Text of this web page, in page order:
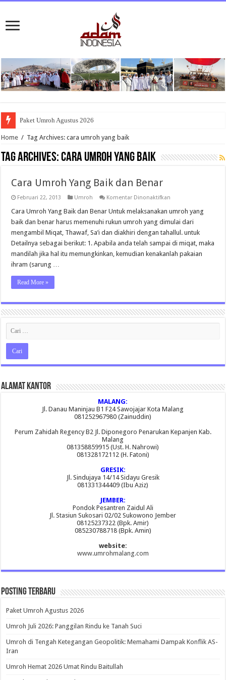
Paket Umroh Agustus 2026
Home / Tag Archives: cara umroh yang baik
Tag Archives:cara umroh yang baik
Cara Umroh Yang Baik dan Benar
Februari 22, 2013 Umroh Komentar Dinonaktifkan
Umroh
Baik
dan
Benar
Cara Umroh Yang Baik dan Benar Untuk melaksanakan umroh yang
baik dan benar harus memenuhi rukun umroh yang dimulai dari
mengambil Miqat, Thawaf, Sa’i dan diakhiri dengan tahallul. untuk
Detailnya sebagai berikut: 1. Apabila anda telah sampai di miqat, maka
mandilah jika hal itu memungkinkan, kemudian kenakanlah pakaian
ihram (sarung …
Read More »
Alamat Kantor
MALANG:
Jl. Danau Maninjau B1 F24 Sawojajar Kota Malang
081252967980 (Zainuddin)
Perum Zahidah Regency B2 Jl. Diponegoro Penarukan Kepanjen Kab.
Malang
081358859915 (Ust. H. Nahrowi)
081328172112 (H. Fatoni)
GRESIK:
Jl. Sindujaya 14/14 Sidayu Gresik
081331344409 (Ibu Aziz)
JEMBER:
Pondok Pesantren Zaidul Ali
Jl. Stasiun Sukosari 02/02 Sukowono Jember
08125237322 (Bpk. Amir)
085230788718 (Bpk. Amin)
website:
www.umrohmalang.com
Posting Terbaru
Paket Umroh Agustus 2026
Umroh Juli 2026: Panggilan Rindu ke Tanah Suci
Umroh di Tengah Ketegangan Geopolitik: Memahami Dampak Konflik AS-
Iran
Umroh Hemat 2026 Umat Rindu Baitullah